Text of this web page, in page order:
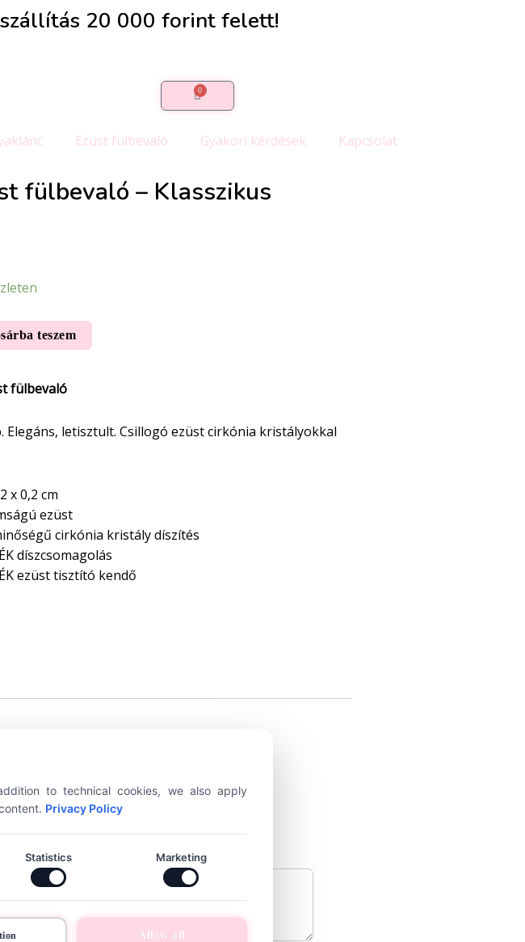
20 000 forint felett!
0
Ezüst fülbevaló Gyakori kérdések Kapcsolat
fülbevaló – Klasszikus
teszem
fülbevaló
Elegáns, letisztult. Csillogó ezüst cirkónia kristályokkal
x 0,2 cm
ezüst
cirkónia kristály díszítés
díszcsomagolás
ezüst tisztító kendő
to technical cookies, we also apply
Privacy Policy
Statistics Marketing
Allow all